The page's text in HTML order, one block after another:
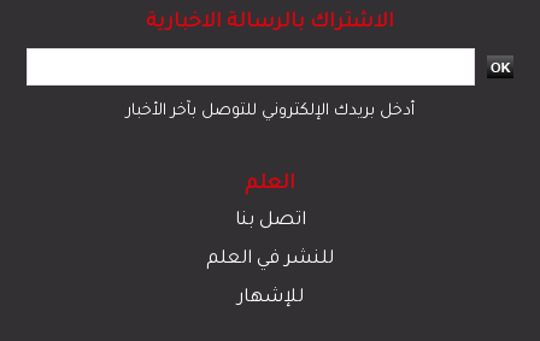
الاشتراك بالرسالة الاخبارية
أدخل بريدك الإلكتروني للتوصل بآخر الأخبار
العلم
اتصل بنا
للنشر في العلم
للإشهار